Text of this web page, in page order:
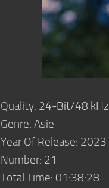
Quality: 24-Bit/48 kHz
Genre: Asie
Year Of Release: 2023
Number: 21
Total Time: 01:38:28